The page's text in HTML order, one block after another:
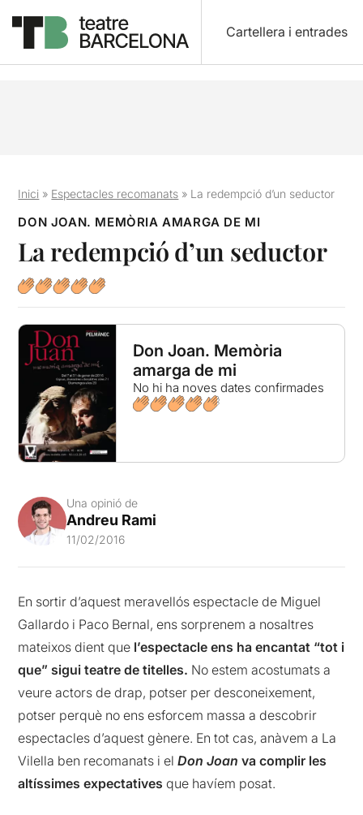
Cartellera i entrades
Inici » Espectacles recomanats » La redempció d’un seductor
DON JOAN. MEMÒRIA AMARGA DE MI
La redempció d’un seductor
Don Joan. Memòria
amarga de mi
No hi ha noves dates confirmades
Una opinió de
Andreu Rami
11/02/2016
En sortir d’aquest meravellós espectacle de Miguel
Gallardo i Paco Bernal, ens sorprenem a nosaltres
mateixos dient que l’espectacle ens ha encantat “tot i
que” sigui teatre de titelles. No estem acostumats a
veure actors de drap, potser per desconeixement,
potser perquè no ens esforcem massa a descobrir
espectacles d’aquest gènere. En tot cas, anàvem a La
Vilella ben recomanats i elDon Joan va complir les
altíssimes expectatives que havíem posat.